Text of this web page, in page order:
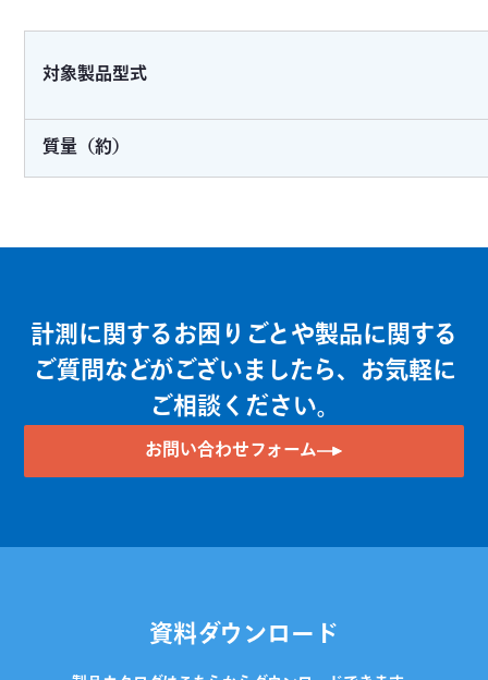
対象製品型式
質量（約）
計測に関するお困りごとや製品に関する
ご質問などがございましたら、お気軽に
ご相談ください。
お問い合わせフォーム
資料ダウンロード